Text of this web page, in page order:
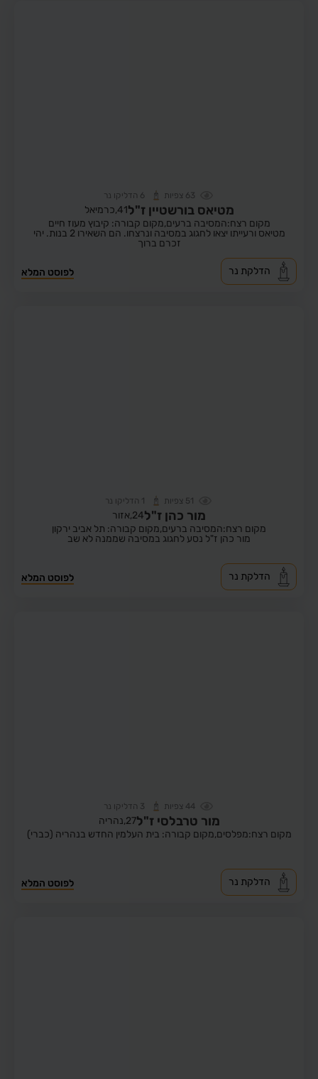
63 צפיות 6 הדליקו נר
מטיאס בורשטיין ז"ל41, כרמיאל
מקום רצח:המסיבה ברעים,מקום קבורה: קיבוץ מעוז חיים
מטיאס ורעייתו יצאו לחגוג במסיבה ונרצחו. הם השאירו 2 בנות. יהי
זכרם ברוך
לפוסט המלא הדלקת נר
51 צפיות 1 הדליקו נר
מור כהן ז"ל24, אזור
מקום רצח:המסיבה ברעים,מקום קבורה: תל אביב ירקון
מור כהן ז"ל נסע לחגוג במסיבה שממנה לא שב
לפוסט המלא הדלקת נר
44 צפיות 3 הדליקו נר
מור טרבלסי ז"ל27, נהריה
מקום רצח:מפלסים,מקום קבורה: בית העלמין החדש בנהריה (כברי)
לפוסט המלא הדלקת נר